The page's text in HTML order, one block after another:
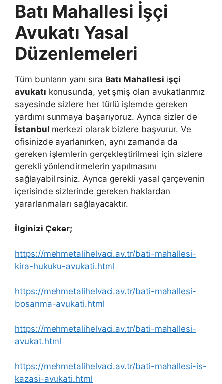
Batı Mahallesi İşçi
Avukatı Yasal
Düzenlemeleri
Tüm bunların yanı sıra Batı Mahallesi işçi
avukatı konusunda, yetişmiş olan avukatlarımız
sayesinde sizlere her türlü işlemde gereken
yardımı sunmaya başarıyoruz. Ayrıca sizler de
İstanbul merkezi olarak bizlere başvurur. Ve
ofisinizde ayarlanırken, aynı zamanda da
gereken işlemlerin gerçekleştirilmesi için sizlere
gerekli yönlendirmelerin yapılmasını
sağlayabilirsiniz. Ayrıca gerekli yasal çerçevenin
içerisinde sizlerinde gereken haklardan
yararlanmaları sağlayacaktır.
İlginizi Çeker;
https://mehmetalihelvaci.av.tr/bati-mahallesi-
kira-hukuku-avukati.html
https://mehmetalihelvaci.av.tr/bati-mahallesi-
bosanma-avukati.html
https://mehmetalihelvaci.av.tr/bati-mahallesi-
avukat.html
https://mehmetalihelvaci.av.tr/bati-mahallesi-is-
kazasi-avukati.html